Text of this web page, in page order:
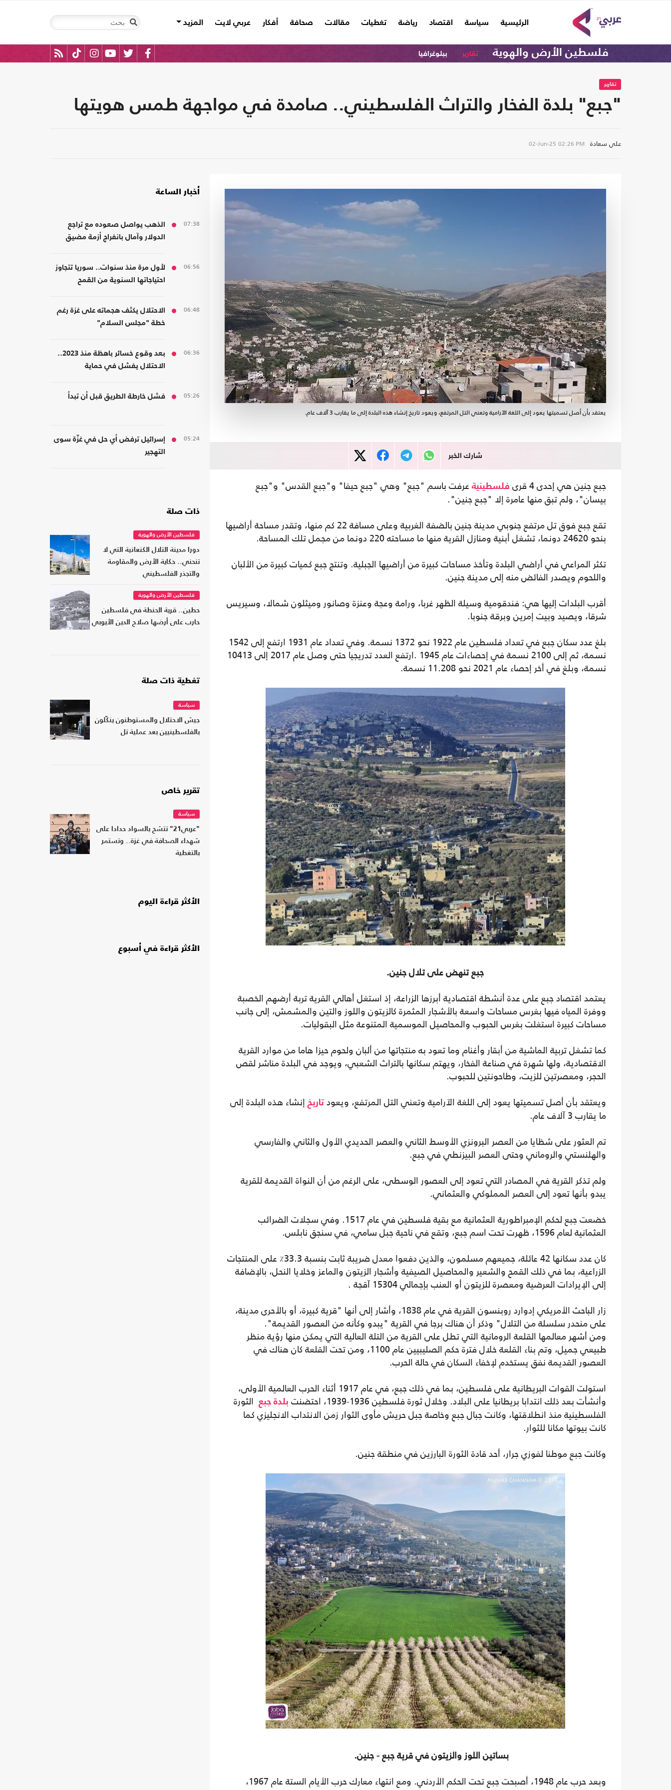
الرئيسية
(current) سياسة اقتصاد رياضة تغطيات مقالات صحافة أفكار عربي لايت المزيد
فلسطين الأرض والهوية تقارير ببلوغرافيا
تقارير
"جبع" بلدة الفخار والتراث الفلسطيني.. صامدة في مواجهة طمس هويتها
علي سعادة 02-Jun-25 02:26 PM
يعتقد بأن أصل تسميتها يعود إلى اللغة الآرامية وتعني التل المرتفع، ويعود تاريخ إنشاء هذه البلدة إلى ما يقارب 3 آلاف عام.
شارك الخبر
جبع جنين هي إحدى 4 قرى فلسطينية عرفت باسم "جبع" وهي "جبع حيفا" و"جبع القدس" و"جبع
بيسان"، ولم تبق منها عامرة إلا "جبع جنين".
تقع جبع فوق تل مرتفع جنوبي مدينة جنين بالضفة الغربية وعلى مسافة 22 كم منها، وتقدر مساحة أراضيها
بنحو 24620 دونما، تشغل أبنية ومنازل القرية منها ما مساحته 220 دونما من مجمل تلك المساحة.
تكثر المراعي في أراضي البلدة وتأخذ مساحات كبيرة من أراضيها الجبلية. وتنتج جبع كميات كبيرة من الألبان
واللحوم ويصدر الفائض منه إلى مدينة جنين.
أقرب البلدات إليها هي: فندقومية وسيلة الظهر غربا، ورامة وعجة وعنزة وصانور وميثلون شمالا، وسيريس
شرقا، ويصيد وبيت إمرين وبرقة جنوبا.
بلغ عدد سكان جبع في تعداد فلسطين عام 1922 نحو 1372 نسمة. وفي تعداد عام 1931 ارتفع إلى 1542
نسمة، ثم إلى 2100 نسمة في إحصاءات عام 1945 .ارتفع العدد تدريجيا حتى وصل عام 2017 إلى 10413
نسمة، وبلغ في أخر إحصاء عام 2021 نحو 11.208 نسمة.
جبع تنهض على تلال جنين.
يعتمد اقتصاد جبع على عدة أنشطة اقتصادية أبرزها الزراعة، إذ استغل أهالي القرية تربة أرضهم الخصبة
ووفرة المياه فيها بغرس مساحات واسعة بالأشجار المثمرة كالزيتون واللوز والتين والمشمش، إلى جانب
مساحات كبيرة استغلت بغرس الحبوب والمحاصيل الموسمية المتنوعة مثل البقوليات.
كما تشغل تربية الماشية من أبقار وأغنام وما تعود به منتجاتها من ألبان ولحوم حيزا هاما من موارد القرية
الاقتصادية، ولها شهرة في صناعة الفخار، ويهتم سكانها بالتراث الشعبي، ويوجد في البلدة مناشر لقص
الحجر، ومعصرتين للزيت، وطاحونتين للحبوب.
ويعتقد بأن أصل تسميتها يعود إلى اللغة الآرامية وتعني التل المرتفع، ويعود تاريخإنشاء هذه البلدة إلى
ما يقارب 3 آلاف عام.
تم العثور على شظايا من العصر البرونزي الأوسط الثاني والعصر الحديدي الأول والثاني والفارسي
والهلنستي والروماني وحتى العصر البيزنطي في جبع.
ولم تذكر القرية في المصادر التي تعود إلى العصور الوسطى، على الرغم من أن النواة القديمة للقرية
يبدو بأنها تعود إلى العصر المملوكي والعثماني.
خضعت جبع لحكم الإمبراطورية العثمانية مع بقية فلسطين في عام 1517. وفي سجلات الضرائب
العثمانية لعام 1596، ظهرت تحت اسم جبع، وتقع في ناحية جبل سامي، في سنجق نابلس.
كان عدد سكانها 42 عائلة، جميعهم مسلمون، والذين دفعوا معدل ضريبة ثابت بنسبة 33.3٪ على المنتجات
الزراعية، بما في ذلك القمح والشعير والمحاصيل الصيفية وأشجار الزيتون والماعز وخلايا النحل، بالإضافة
إلى الإيرادات العرضية ومعصرة للزيتون أو العنب بإجمالي 15304 آقجة .
زار الباحث الأمريكي إدوارد روبنسون القرية في عام 1838، وأشار إلى أنها "قرية كبيرة، أو بالأحرى مدينة،
على منحدر سلسلة من التلال" وذكر أن هناك برجا في القرية "يبدو وكأنه من العصور القديمة".
ومن أشهر معالمها القلعة الرومانية التي تطل على القرية من التلة العالية التي يمكن منها رؤية منظر
طبيعي جميل، وتم بناء القلعة خلال فترة حكم الصليبيين عام 1100، ومن تحت القلعة كان هناك في
العصور القديمة نفق يستخدم لإخفاء السكان في حالة الحرب.
استولت القوات البريطانية على فلسطين، بما في ذلك جبع، في عام 1917 أثناء الحرب العالمية الأولى،
وأنشأت بعد ذلك انتدابا بريطانيا على البلاد. وخلال ثورة فلسطين 1936-1939، احتضنت
بلدة جبع
الثورة
الفلسطينية منذ انطلاقتها، وكانت جبال جبع وخاصة جبل حريش مأوى الثوار زمن الانتداب الانجليزي كما
كانت بيوتها مكانا للثوار.
وكانت جبع موطنا لفوزي جرار، أحد قادة الثورة البارزين في منطقة جنين.
بساتين اللوز والزيتون في قرية جبع - جنين.
وبعد حرب عام 1948، أصبحت جبع تحت الحكم الأردني. ومع انتهاء معارك حرب الأيام الستة عام 1967،
أخبار الساعة
07:38
الذهب يواصل صعوده مع تراجع
الدولار وآمال بانفراج أزمة مضيق
06:56
لأول مرة منذ سنوات.. سوريا تتجاوز
احتياجاتها السنوية من القمح
06:48
الاحتلال يكثف هجماته على غزة رغم
خطة "مجلس السلام"
06:36
بعد وقوع خسائر باهظة منذ 2023..
الاحتلال يفشل في حماية
05:26 فشل خارطة الطريق قبل أن تبدأ
05:24
إسرائيل ترفض أي حل في غزّة سوى
التهجير
ذات صلة
فلسطين الأرض والهوية
دورا مدينة التلال الكنعانية التي لا
تنحني.. حكاية الأرض والمقاومة
والتجذر الفلسطيني
فلسطين الأرض والهوية
حطين.. قرية الحنطة في فلسطين
حارب على أرضها صلاح الدين الأيوبي
تغطية ذات صلة
سياسة
جيش الاحتلال والمستوطنون ينكّلون
بالفلسطينيين بعد عملية تل
تقرير خاص
سياسة
"عربي21" تتشح بالسواد حدادا على
شهداء الصحافة في غزة.. وتستمر
بالتغطية
الأكثر قراءة اليوم
الأكثر قراءة في أسبوع